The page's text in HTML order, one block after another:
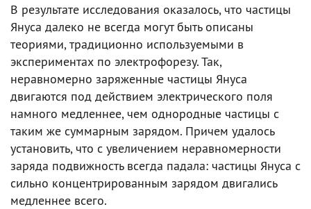
В результате исследования оказалось, что частицы
Януса далеко не всегда могут быть описаны
теориями, традиционно используемыми в
экспериментах по электрофорезу. Так,
неравномерно заряженные частицы Януса
двигаются под действием электрического поля
намного медленнее, чем однородные частицы с
таким же суммарным зарядом. Причем удалось
установить, что с увеличением неравномерности
заряда подвижность всегда падала: частицы Януса с
сильно концентрированным зарядом двигались
медленнее всего.